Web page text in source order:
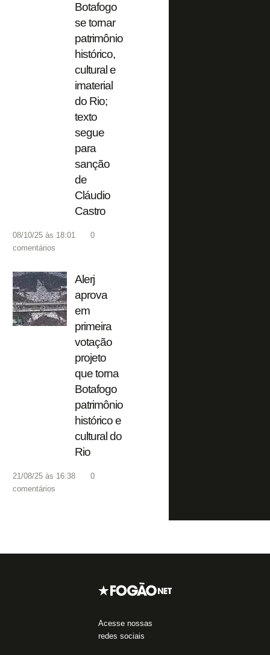
Botafogo
se tornar
patrimônio
histórico,
cultural e
imaterial
do Rio;
texto
segue
para
sanção
de
Cláudio
Castro
08/10/25 às 18:01
0
comentários
Alerj
aprova
em
primeira
votação
projeto
que torna
Botafogo
patrimônio
histórico e
cultural do
Rio
21/08/25 às 16:38
0
comentários
Acesse nossas
redes sociais